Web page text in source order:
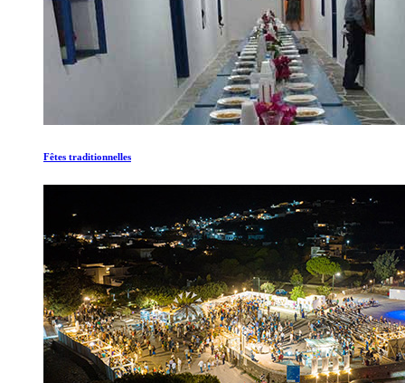
Fêtes traditionnelles